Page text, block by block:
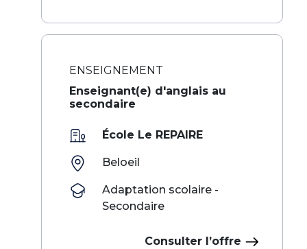
ENSEIGNEMENT
Enseignant(e) d'anglais au
secondaire
École Le REPAIRE
Beloeil
Adaptation scolaire -
Secondaire
Consulter l’offre